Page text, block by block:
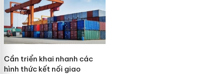
Cần triển khai nhanh các
hình thức kết nối giao